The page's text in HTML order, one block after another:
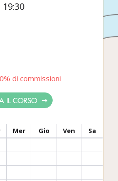
19:30
0% di commissioni
IL CORSO
Mer Gio Ven
Sa